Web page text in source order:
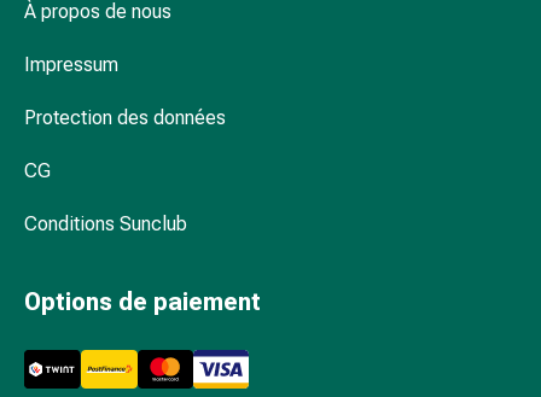
Troubles
Troubles
la
mémoire
et
de
À propos de nous
Impressum
Protection des données
CG
Conditions Sunclub
Options de paiement